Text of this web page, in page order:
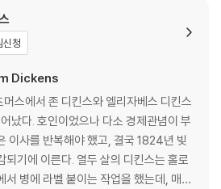
신청
Dickens
스에서 존 디킨스와 엘리자베스 디킨스
났다. 호인이었으나 다소 경제관념이 부
이사를 반복해야 했고, 결국 1824년 빚
되기에 이른다. 열두 살의 디킨스는 홀로
서 병에 라벨 붙이는 작업을 했는데, 매일